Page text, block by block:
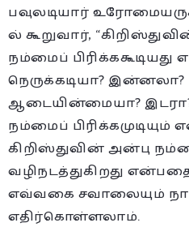
பவுலடியார்
ல் கூறுவார்,
நம்மைப்
நெருக்கடியா? இன்னலா?
ஆடையின்மையா? இடரா?
நம்மைப்
கிறிஸ்துவின் அன்பு
வழிநடத்துகிறது
எவ்வகை சவாலையும்
எதிர்கொள்ளலாம்.